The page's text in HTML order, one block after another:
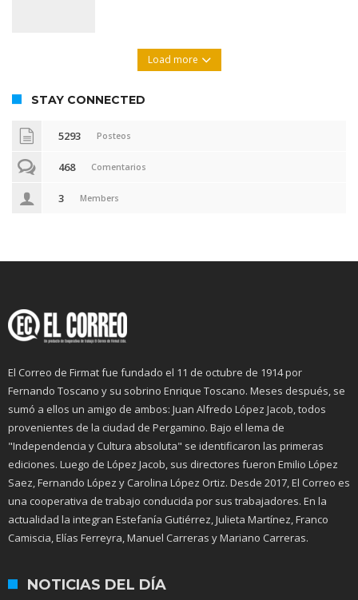
Load more
STAY CONNECTED
5293 Posteos
468 Comentarios
3 Members
El Correo de Firmat fue fundado el 11 de octubre de 1914 por
Fernando Toscano y su sobrino Enrique Toscano. Meses después, se
sumó a ellos un amigo de ambos: Juan Alfredo López Jacob, todos
provenientes de la ciudad de Pergamino. Bajo el lema de
"Independencia y Cultura absoluta" se identificaron las primeras
ediciones. Luego de López Jacob, sus directores fueron Emilio López
Saez, Fernando López y Carolina López Ortiz. Desde 2017, El Correo es
una cooperativa de trabajo conducida por sus trabajadores. En la
actualidad la integran Estefanía Gutiérrez, Julieta Martínez, Franco
Camiscia, Elías Ferreyra, Manuel Carreras y Mariano Carreras.
NOTICIAS DEL DÍA